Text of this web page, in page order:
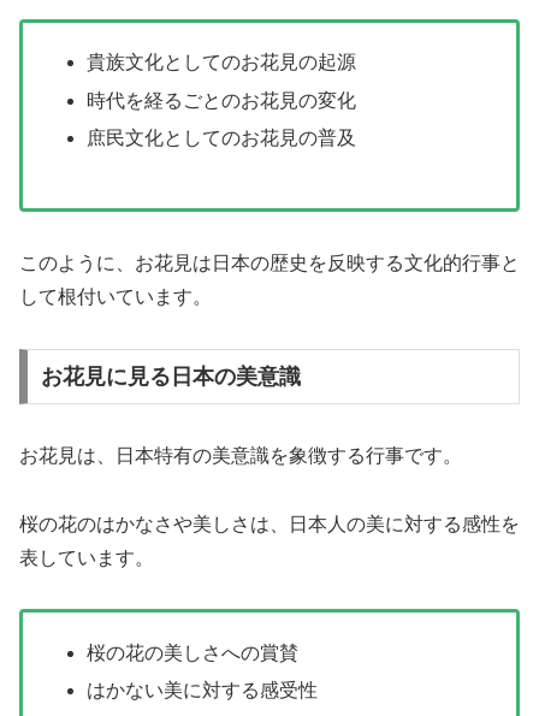
貴族文化としてのお花見の起源
時代を経るごとのお花見の変化
庶民文化としてのお花見の普及
このように、お花見は日本の歴史を反映する文化的行事と
して根付いています。
お花見に見る日本の美意識
お花見は、日本特有の美意識を象徴する行事です。
桜の花のはかなさや美しさは、日本人の美に対する感性を
表しています。
桜の花の美しさへの賞賛
はかない美に対する感受性